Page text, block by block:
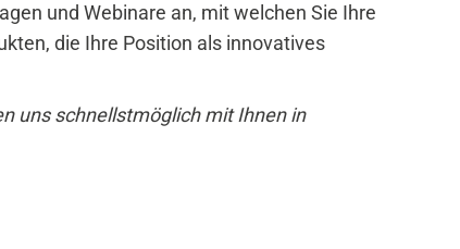
und Webinare an, mit welchen Sie Ihre
die Ihre Position als innovatives
uns schnellstmöglich mit Ihnen in